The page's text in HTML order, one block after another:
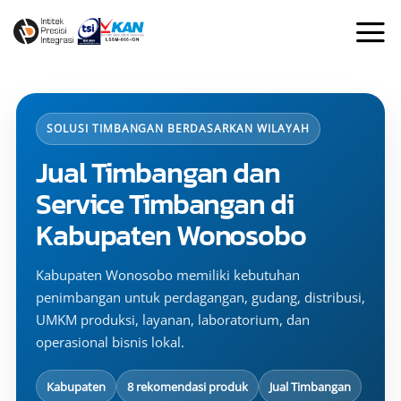
SOLUSI TIMBANGAN BERDASARKAN WILAYAH
Jual Timbangan dan
Service Timbangan di
Kabupaten Wonosobo
Kabupaten Wonosobo memiliki kebutuhan
penimbangan untuk perdagangan, gudang, distribusi,
UMKM produksi, layanan, laboratorium, dan
operasional bisnis lokal.
Kabupaten 8 rekomendasi produk Jual Timbangan